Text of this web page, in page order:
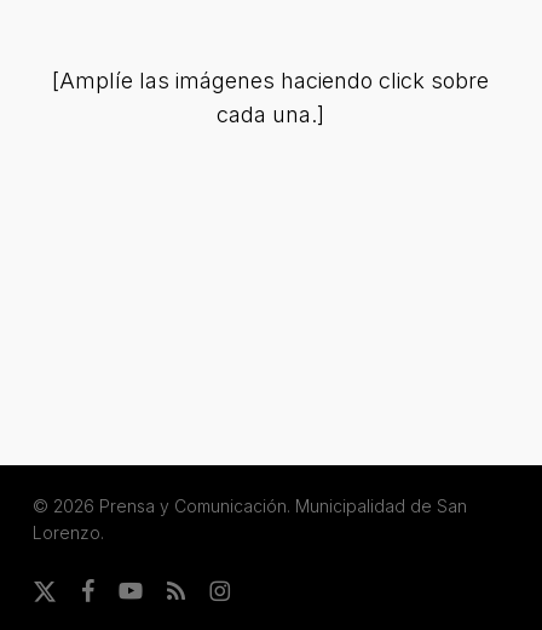
[Amplíe las imágenes haciendo click sobre
cada una.]
© 2026 Prensa y Comunicación. Municipalidad de San
Lorenzo.
x-
facebookyoutube
RSS instagram